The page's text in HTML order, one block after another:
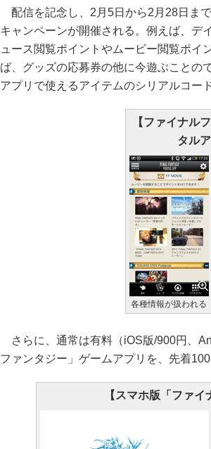
配信を記念し、2月5日から2月28日ま
キャンペーンが開催される。例えば、デ
ュース閲覧ポイントやムービー閲覧ポ
ば、グッズの応募券の他に今遊ぶことの
アプリで使えるアイテムのシリアルコー
【ファイナル
タルア
各種情報が扱われる
さらに、通常は有料（iOS版/900円、
ファンタジー」ゲームアプリを、先着
【スマホ版「ファイ